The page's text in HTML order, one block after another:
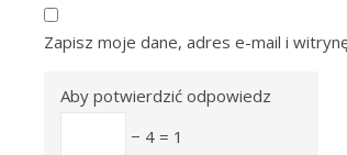
Zapisz moje dane, adres e-mail i
Aby potwierdzić odpowiedz
− 4 = 1